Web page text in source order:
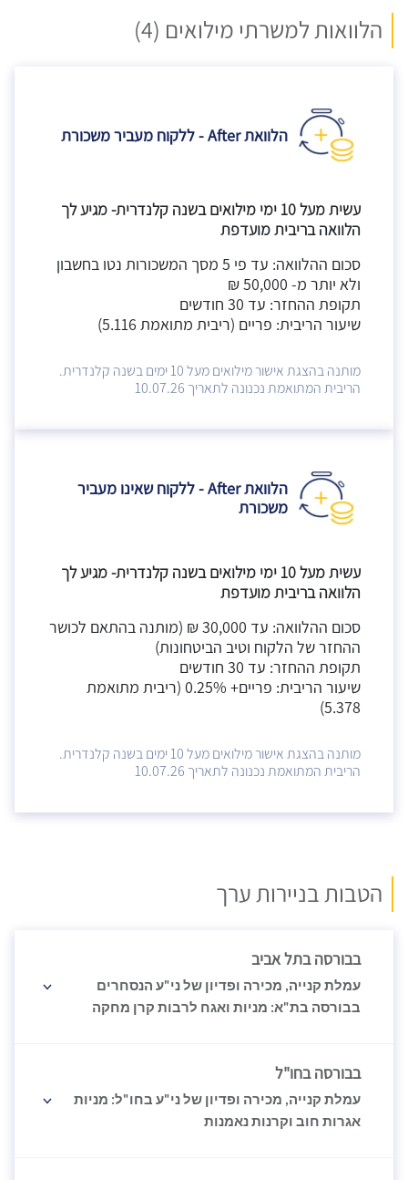
הלוואות למשרתי מילואים (4)
הלוואת After - ללקוח מעביר משכורת
עשית מעל 10 ימי מילואים בשנה קלנדרית- מגיע לך
הלוואה בריבית מועדפת
סכום ההלוואה: עד פי 5 מסך המשכורות נטו בחשבון
ולא יותר מ- 50,000 ₪
תקופת ההחזר: עד 30 חודשים
שיעור הריבית: פריים (ריבית מתואמת 5.116)
מותנה בהצגת אישור מילואים מעל 10 ימים בשנה קלנדרית.
הריבית המתואמת נכנונה לתאריך 10.07.26
הלוואת After - ללקוח שאינו מעביר
משכורת
עשית מעל 10 ימי מילואים בשנה קלנדרית- מגיע לך
הלוואה בריבית מועדפת
סכום ההלוואה: עד 30,000 ₪ (מותנה בהתאם לכושר
ההחזר של הלקוח וטיב הביטחונות)
תקופת ההחזר: עד 30 חודשים
שיעור הריבית: פריים+ 0.25% (ריבית מתואמת
5.378)
מותנה בהצגת אישור מילואים מעל 10 ימים בשנה קלנדרית.
הריבית המתואמת נכנונה לתאריך 10.07.26
הטבות בניירות ערך
בבורסה בתל אביב
עמלת קנייה, מכירה ופדיון של ני"ע הנסחרים
בבורסה בת"א: מניות ואגח לרבות קרן מחקה
בבורסה בחו"ל
עמלת קנייה, מכירה ופדיון של ני"ע בחו"ל: מניות
אגרות חוב וקרנות נאמנות